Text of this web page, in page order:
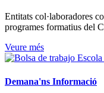
Entitats col·laboradores
programes formatius del
Veure més
Demana'ns Informació